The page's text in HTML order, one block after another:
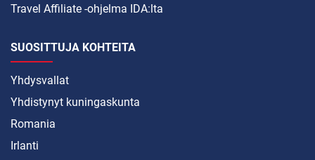
Travel Affiliate -ohjelma IDA:lta
SUOSITTUJA KOHTEITA
Yhdysvallat
Yhdistynyt kuningaskunta
Romania
Irlanti